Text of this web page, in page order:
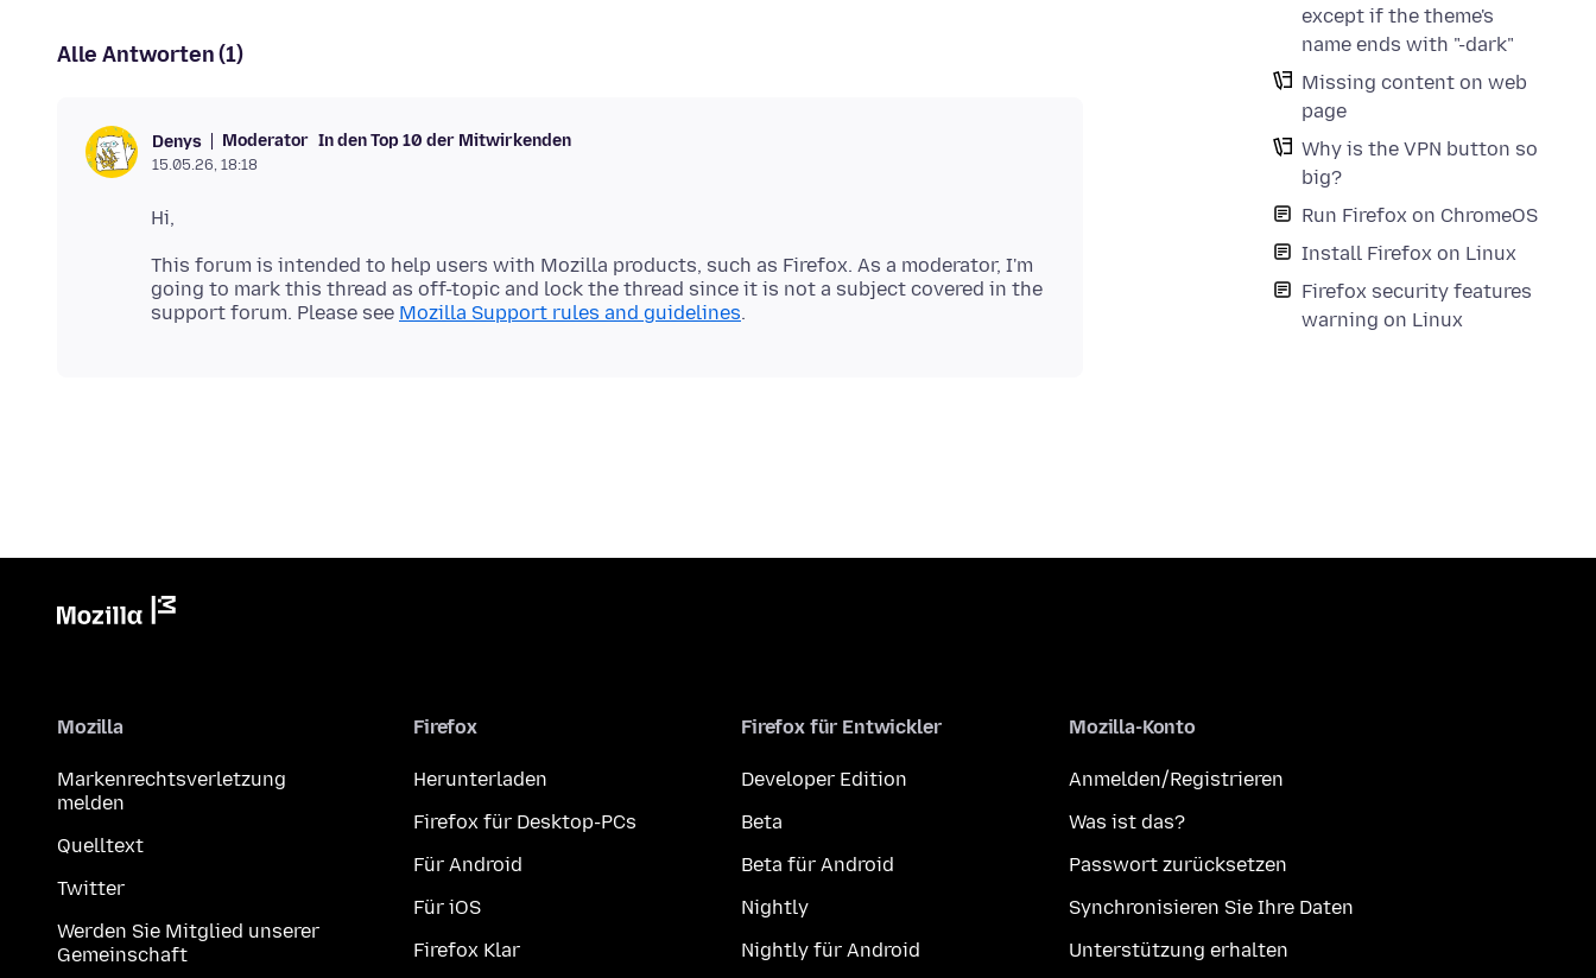
except if the theme's
name ends with "-dark"
Missing content on web
page
Why is the VPN button so
big?
Run Firefox on ChromeOS
Install Firefox on Linux
Firefox security features
warning on Linux
Alle Antworten (1)
Denys Moderator In den Top 10 der Mitwirkenden
15.05.26, 18:18
This forum is intended to help users with Mozilla products, such as Firefox. As a moderator, I'm
going to mark this thread as off-topic and lock the thread since it is not a subject covered in the
support forum. Please see Mozilla Support rules and guidelines
Mozilla
Markenrechtsverletzung
melden
Quelltext
Twitter
Werden Sie Mitglied unserer
Gemeinschaft
Firefox
Herunterladen
Firefox für Desktop-PCs
Für Android
Für iOS
Firefox Klar
Firefox für Entwickler
Developer Edition
Beta
Beta für Android
Nightly
Nightly für Android
Mozilla-Konto
Anmelden/Registrieren
Was ist das?
Passwort zurücksetzen
Synchronisieren Sie Ihre Daten
Unterstützung erhalten